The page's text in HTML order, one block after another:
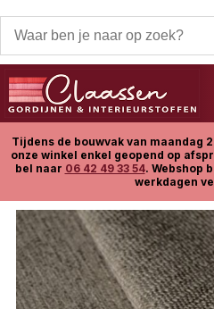
Tijdens de bouwvak van maandag
onze winkel enkel geopend op
bel naar 06 42 49 33 54. Webshop
werkdagen